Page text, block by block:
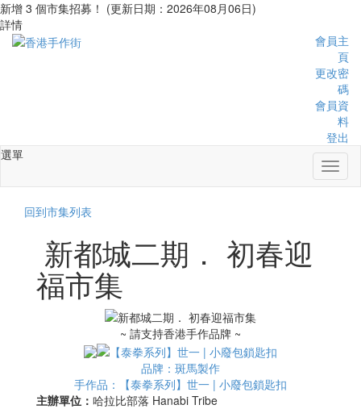
新增 3 個市集招募！ (更新日期：2026年08月06日)
詳情
會員主
頁
更改密
碼
會員資
料
登出
選單
回到市集列表
新都城二期． 初春迎
福市集
~ 請支持香港手作品牌 ~
品牌：斑馬製作
手作品：【泰拳系列】世一 | 小廢包鎖匙扣
主辦單位： 哈拉比部落 Hanabi Tribe